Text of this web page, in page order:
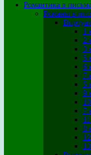
Романтика в
Романы в
1-
2-
3-
5-
6-
7-
5-
9-
7-
8-